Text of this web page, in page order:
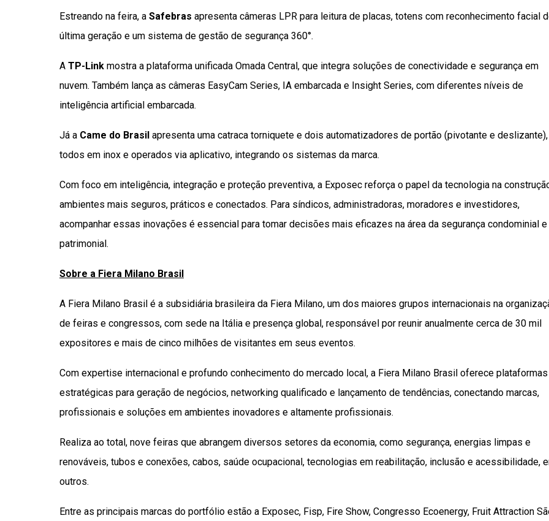
Estreando na feira, a Safebras apresenta câmeras LPR para leitura de placas, totens com reconhecimento facial
última geração e um sistema de gestão de segurança 360°.
A TP-Link mostra a plataforma unificada Omada Central, que integra soluções de conectividade e segurança em
nuvem. Também lança as câmeras EasyCam Series, IA embarcada e Insight Series, com diferentes níveis de
inteligência artificial embarcada.
Já a Came do Brasil apresenta uma catraca torniquete e dois automatizadores de portão (pivotante e deslizante),
todos em inox e operados via aplicativo, integrando os sistemas da marca.
Com foco em inteligência, integração e proteção preventiva, a Exposec reforça o papel da tecnologia na
ambientes mais seguros, práticos e conectados. Para síndicos, administradoras, moradores e investidores,
acompanhar essas inovações é essencial para tomar decisões mais eficazes na área da segurança condominial e
patrimonial.
Sobre a Fiera Milano Brasil
A Fiera Milano Brasil é a subsidiária brasileira da Fiera Milano, um dos maiores grupos internacionais na
de feiras e congressos, com sede na Itália e presença global, responsável por reunir anualmente cerca de 30 mil
expositores e mais de cinco milhões de visitantes em seus eventos.
Com expertise internacional e profundo conhecimento do mercado local, a Fiera Milano Brasil oferece plataformas
estratégicas para geração de negócios, networking qualificado e lançamento de tendências, conectando marcas,
profissionais e soluções em ambientes inovadores e altamente profissionais.
Realiza ao total, nove feiras que abrangem diversos setores da economia, como segurança, energias limpas e
renováveis, tubos e conexões, cabos, saúde ocupacional, tecnologias em reabilitação, inclusão e acessibilidade,
outros.
Entre as principais marcas do portfólio estão a Exposec, Fisp, Fire Show, Congresso Ecoenergy, Fruit Attraction